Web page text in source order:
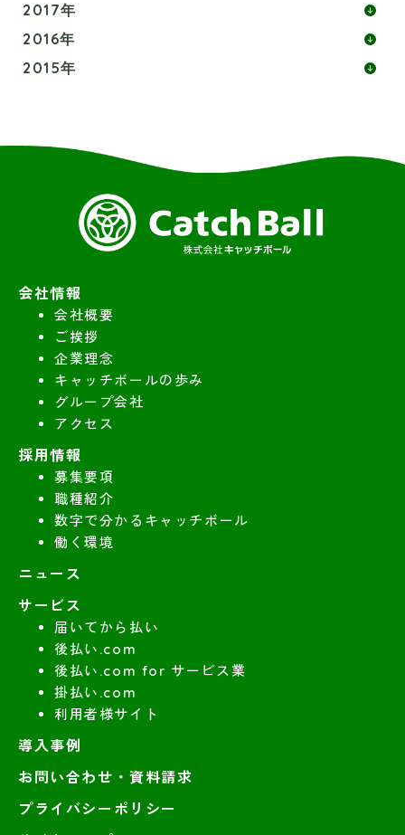
2017年
2016年
2015年
会社情報
会社概要
ご挨拶
企業理念
キャッチボールの歩み
グループ会社
アクセス
採用情報
募集要項
職種紹介
数字で分かるキャッチボール
働く環境
ニュース
サービス
届いてから払い
後払い.com
後払い.com for サービス業
掛払い.com
利用者様サイト
導入事例
お問い合わせ・資料請求
プライバシーポリシー